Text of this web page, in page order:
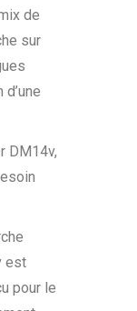
de
sur
DM14v,
est
pour le